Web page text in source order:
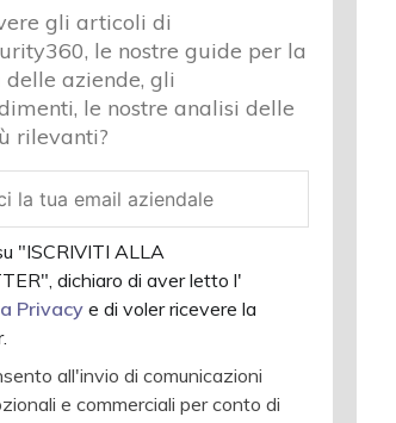
gli articoli di
le nostre guide per la
delle aziende, gli
le nostre analisi delle
rilevanti?
"ISCRIVITI ALLA
dichiaro di aver letto l'
Privacye di voler ricevere la
all'invio di comunicazioni
e commerciali per conto di